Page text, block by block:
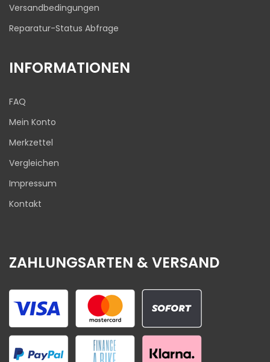
Versandbedingungen
Reparatur-Status Abfrage
INFORMATIONEN
FAQ
Mein Konto
Merkzettel
Vergleichen
Impressum
Kontakt
ZAHLUNGSARTEN & VERSAND